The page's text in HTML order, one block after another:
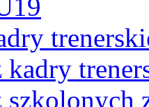
szkolonych